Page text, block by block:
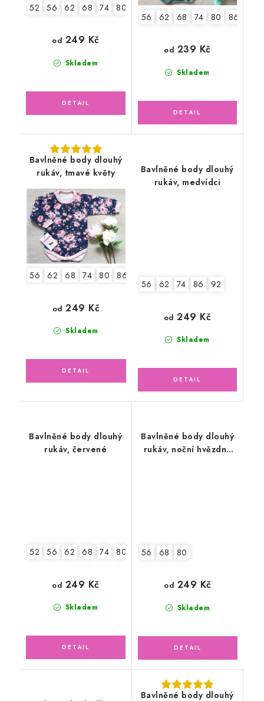
52 56 62 68 74 80 86 92
Skladem
od 249 Kč
56 62 68 74 80 86
Skladem
od 239 Kč
Bavlněné body dlouhý
rukáv, tmavé květy
56 62 68 74 80 86
Skladem
od 249 Kč
Bavlněné body dlouhý
rukáv, medvídci
56 62 74 86 92
Skladem
od 249 Kč
Bavlněné body dlouhý
rukáv, červené
52 56 62 68 74 80 86 92
Skladem
od 249 Kč
Bavlněné body dlouhý
rukáv, noční hvězdná
56 68 80
Skladem
od 249 Kč
Bavlněné body dlouhý